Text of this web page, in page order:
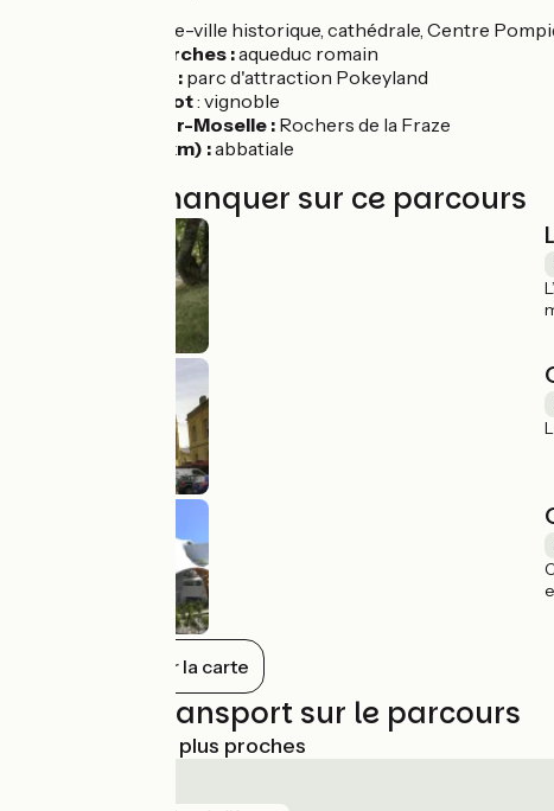
centre-ville historique, cathédrale, Centre
Jouy-aux-Arches :aqueduc romain
Fey (à 3km) : parc d'attraction Pokeyland
Ancy-Dornot: vignoble
Novéant-sur-Moselle : Rochers de la Fraze
Gorze (à 4 km) :abbatiale
À ne pas manquer sur ce parcours
Tout afficher sur la carte
Trains et transport sur le parcours
Gares SNCF les plus proches